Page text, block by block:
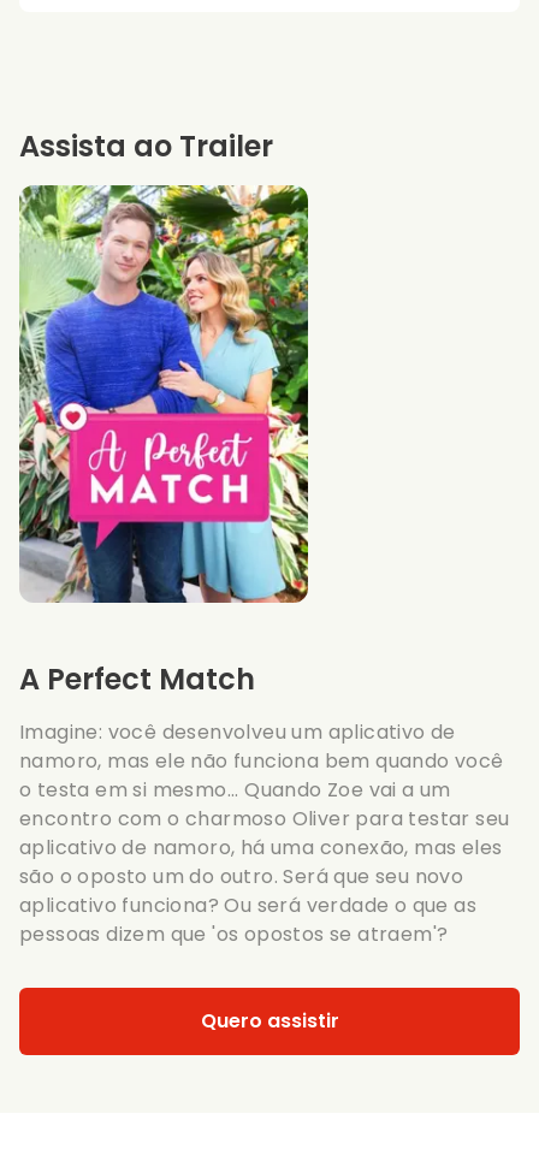
A Perfect Match
Imagine: você desenvolveu um aplicativo de
namoro, mas ele não funciona bem quando você
o testa em si mesmo... Quando Zoe vai a um
encontro com o charmoso Oliver para testar seu
aplicativo de namoro, há uma conexão, mas eles
são o oposto um do outro. Será que seu novo
aplicativo funciona? Ou será verdade o que as
pessoas dizem que 'os opostos se atraem'?
Quero assistir
Assista ao Trailer